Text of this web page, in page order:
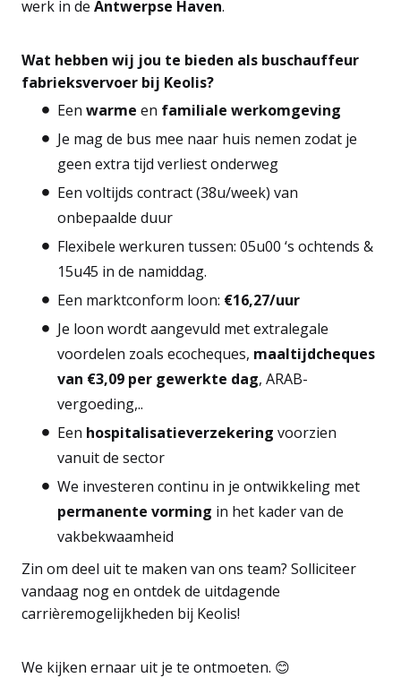
werk in de Antwerpse Haven.
Wat hebben wij jou te bieden als buschauffeur
fabrieksvervoer bij Keolis?
Een warme en familiale werkomgeving
Je mag de bus mee naar huis nemen zodat je
geen extra tijd verliest onderweg
Een voltijds contract (38u/week) van
onbepaalde duur
Flexibele werkuren tussen: 05u00 ‘s ochtends &
15u45 in de namiddag.
Een marktconform loon: €16,27/uur
Je loon wordt aangevuld met extralegale
voordelen zoals ecocheques, maaltijdcheques
van €3,09 per gewerkte dag, ARAB-
vergoeding,..
Een hospitalisatieverzekering voorzien
vanuit de sector
We investeren continu in je ontwikkeling met
permanente vorming in het kader van de
vakbekwaamheid
Zin om deel uit te maken van ons team? Solliciteer
vandaag nog en ontdek de uitdagende
carrièremogelijkheden bij Keolis!
We kijken ernaar uit je te ontmoeten. 😊